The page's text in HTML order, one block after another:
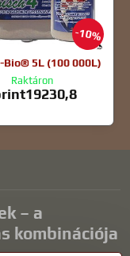
10%
Bio® 5L (100 000L)
Raktáron
– a
kombinációja